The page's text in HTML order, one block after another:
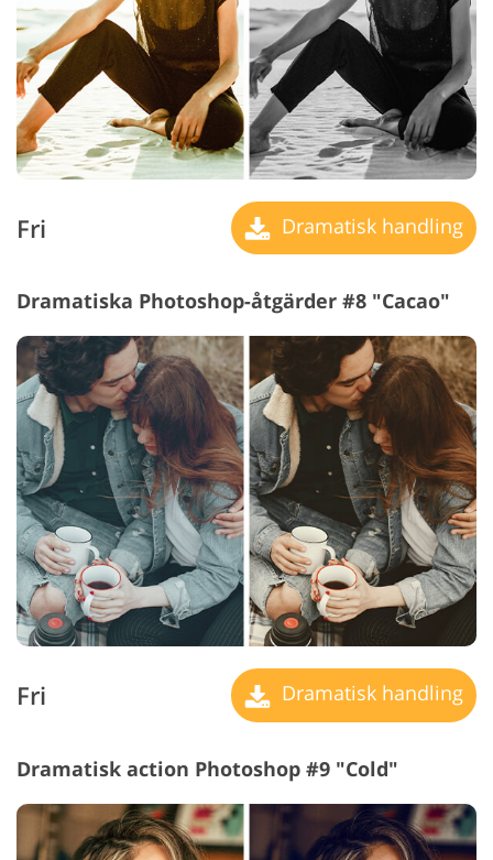
Fri Dramatisk handling
Dramatiska Photoshop-åtgärder #8 "Cacao"
Fri Dramatisk handling
Dramatisk action Photoshop #9 "Cold"